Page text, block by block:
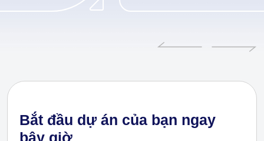
Bắt đầu dự án của bạn ngay
bây giờ